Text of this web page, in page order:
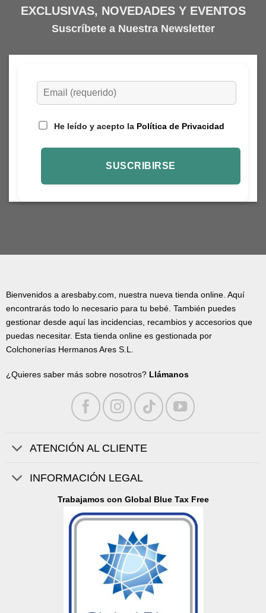
EXCLUSIVAS, NOVEDADES Y EVENTOS
Suscríbete a Nuestra Newsletter
He leído y acepto la Política de Privacidad
Bienvenidos a aresbaby.com, nuestra nueva tienda online. Aquí
encontrarás todo lo necesario para tu bebé. También puedes
gestionar desde aquí las incidencias, recambios y accesorios que
puedas necesitar. Esta tienda online es gestionada por
Colchonerías Hermanos Ares S.L.
¿Quieres saber más sobre nosotros? Llámanos
ATENCIÓN AL CLIENTE
INFORMACIÓN LEGAL
Trabajamos con Global Blue Tax Free